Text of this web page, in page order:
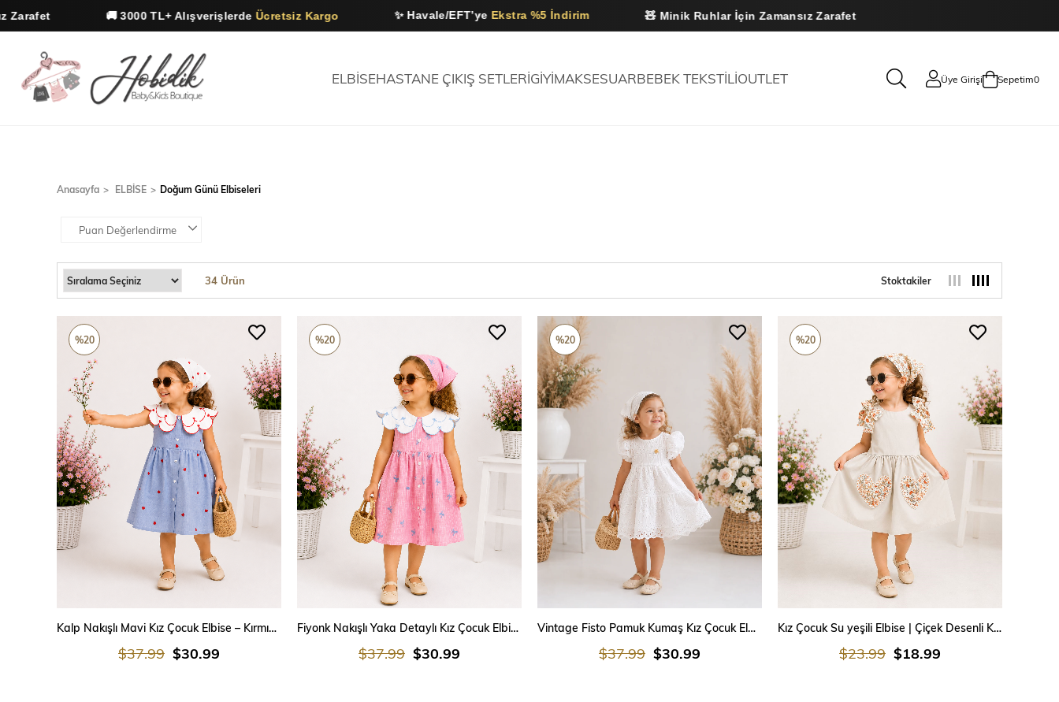
🚚 3000 TL+ AlışverişlerdeÜcretsiz Kargo ✨ Havale/EFT’yeEkstra %5 İndirim 🧸 Minik Ruhlar İçin Zamansız Zarafet
ELBİSEHASTANE ÇIKIŞ SETLERİGİYİMAKSESUARBEBEK TEKSTİLİOUTLET Üye Girişi Sepetim0
Anasayfa ELBİSE Doğum Günü Elbiseleri
Puan Değerlendirme
Stoktakiler
34 Ürün
Kalp Nakışlı Mavi Kız Çocuk Elbise – Kırmızı Yaka Detaylı, Bandanalı | 2-7 Yaş
$30.99
$37.99
%20
Fiyonk Nakışlı Yaka Detaylı Kız Çocuk Elbise – Bandanalı | 2-7 Yaş
$30.99
$37.99
%20
Vintage Fisto Pamuk Kumaş Kız Çocuk Elbise – Pamuk Astarlı, Bandanalı | 1-5 Yaş
$30.99
$37.99
%20
Kız Çocuk Su yeşili Elbise | Çiçek Desenli Kalp Cepli Pamuk Poplin Fiyonk Detaylı Özel Dikim Elbise 1-5 Yaş
$18.99
$23.99
%20